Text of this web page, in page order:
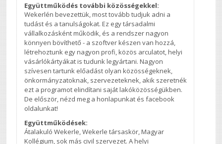
Együttműködés további közösségekkel:
Wekerlén bevezettük, most tovább tudjuk adni a
tudást és a tanulságokat. Ez egy társadalmi
vállalkozásként működik, és a rendszer nagyon
könnyen bövíthető - a szoftver készen van hozzá,
létrehoztunk egy nagyon profi, közös arculatot, helyi
vásárlókártyákat is tudunk legyártani. Nagyon
szívesen tartunk előadást olyan közösségeknek,
önkormányzatoknak, szervezeteknek, akik szeretnék
ezt a programot elindítani saját lakóközösségükben.
De először, nézd meg a honlapunkat és facebook
oldalunkat!
Együttműködések:
Átalakuló Wekerle, Wekerle társaskör, Magyar
Kollégium, sok más civil szervezet. A helyi